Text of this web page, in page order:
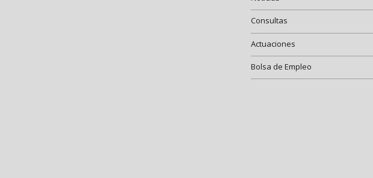
Consultas
Actuaciones
Bolsa de Empleo